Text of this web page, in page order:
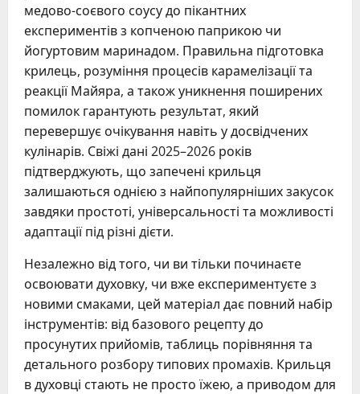
медово-соєвого соусу до пікантних
експериментів з копченою паприкою чи
йогуртовим маринадом. Правильна підготовка
крилець, розуміння процесів карамелізації та
реакції Майяра, а також уникнення поширених
помилок гарантують результат, який
перевершує очікування навіть у досвідчених
кулінарів. Свіжі дані 2025–2026 років
підтверджують, що запечені крильця
залишаються однією з найпопулярніших закусок
завдяки простоті, універсальності та можливості
адаптації під різні дієти.
Незалежно від того, чи ви тільки починаєте
освоювати духовку, чи вже експериментуєте з
новими смаками, цей матеріал дає повний набір
інструментів: від базового рецепту до
просунутих прийомів, таблиць порівняння та
детального розбору типових промахів. Крильця
в духовці стають не просто їжею, а приводом для